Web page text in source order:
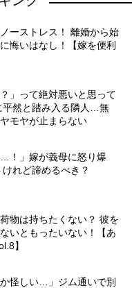
ーストレス！ 離婚から始
悔いはなし！【嫁を便利
」って絶対悪いと思って
然と踏み入る隣人…無
モヤが止まらない
…！」嫁が義母に怒り爆
れど諦めるべき？
物は持ちたくない？ 彼を
いともったいない！【あ
】
怪しい…」ジム通いで別